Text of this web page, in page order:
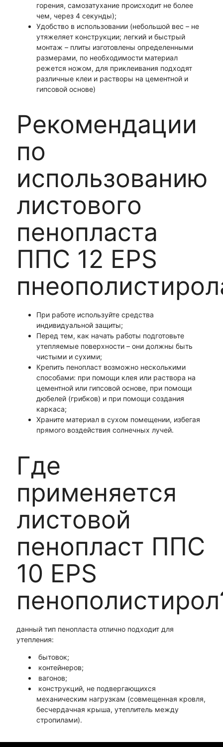
горения, самозатухание происходит не более
чем, через 4 секунды);
Удобство в использовании (небольшой вес – не
утяжеляет конструкции; легкий и быстрый
монтаж – плиты изготовлены определенными
размерами, по необходимости материал
режется ножом, для приклеивания подходят
различные клеи и растворы на цементной и
гипсовой основе)
Рекомендации
по
использованию
листового
пенопласта
ППС 12 EPS
При работе используйте средства
индивидуальной защиты;
Перед тем, как начать работы подготовьте
утепляемые поверхности – они должны быть
чистыми и сухими;
Крепить пенопласт возможно несколькими
способами: при помощи клея или раствора на
цементной или гипсовой основе, при помощи
дюбелей (грибков) и при помощи создания
каркаса;
Храните материал в сухом помещении, избегая
прямого воздействия солнечных лучей.
Где
применяется
листовой
пенопласт ППС
10 EPS
данный тип пенопласта отлично подходит для
утепления:
бытовок;
контейнеров;
вагонов;
конструкций, не подвергающихся
механическим нагрузкам (совмещенная кровля,
бесчердачная крыша, утеплитель между
стропилами).